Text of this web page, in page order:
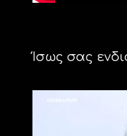
Ίσως σας